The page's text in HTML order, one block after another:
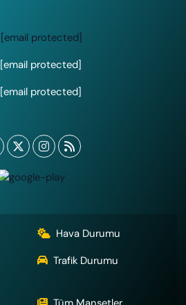
[email protected]
[email protected]
[email protected]
Hava Durumu
Trafik Durumu